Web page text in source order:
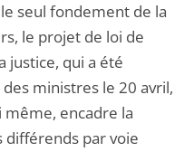
seul fondement de la
le projet de loi de
justice, qui a été
ministres le 20 avril,
même, encadre la
différends par voie